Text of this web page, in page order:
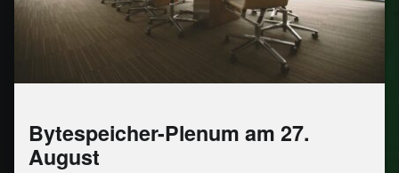
Bytespeicher-Plenum am 27.
August